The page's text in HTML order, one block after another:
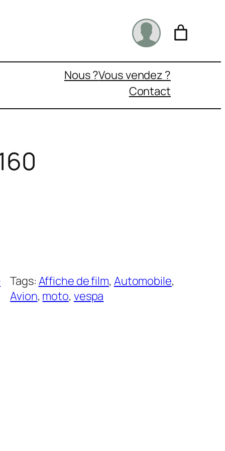
Nous ?Vous vendez ?
Contact
Tags: Affiche de film, Automobile
Avion, moto, vespa